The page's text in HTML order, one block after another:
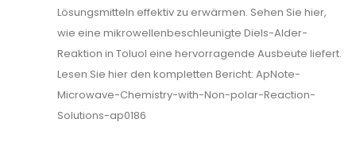
Lösungsmitteln effektiv zu erwärmen. Sehen Sie hier,
wie eine mikrowellenbeschleunigte Diels-Alder-
Reaktion in Toluol eine hervorragende Ausbeute liefert.
Lesen Sie hier den kompletten Bericht: ApNote-
Microwave-Chemistry-with-Non-polar-Reaction-
Solutions-ap0186